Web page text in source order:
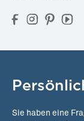
Sie haben eine